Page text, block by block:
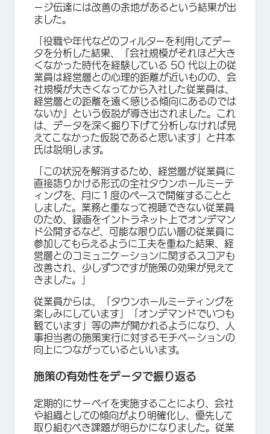
ージ伝達には改善の余地があるという結果が出
ました。
「役職や年代などのフィルターを利用してデー
タを分析した結果、『会社規模がそれほど大き
くなかった時代を経験している 50 代以上の従
業員は経営層との心理的距離が近いものの、会
社規模が大きくなってから入社した従業員は、
経営層との距離を遠く感じる傾向にあるのでは
ないか』という仮説が導き出されました。これ
は、データを深く掘り下げて分析しなければ見
えてこなかった仮説であると思います」と井本
氏は説明します。
「この状況を解消するため、経営層が従業員に
直接語りかける形式の全社タウンホールミーテ
ィングを、月に１度のペースで開催することと
しました。業務と重なって視聴できない従業員
のため、録画をイントラネット上でオンデマン
ド公開するなど、可能な限り広い層の従業員に
参加してもらえるように工夫を重ねた結果、経
営層とのコミュニケーションに関するスコアも
改善され、少しずつですが施策の効果が見えて
きました。」
従業員からは、「タウンホールミーティングを
楽しみにしています」「オンデマンドでいつも
観ています」等の声が聞かれるようになり、人
事担当者の施策実行に対するモチベーションの
向上につながっているといいます。
施策の有効性をデータで振り返る
定期的にサーベイを実施することにより、会社
や組織としての傾向がより明確化し、優先して
取り組むべき課題が明らかになりました。従業